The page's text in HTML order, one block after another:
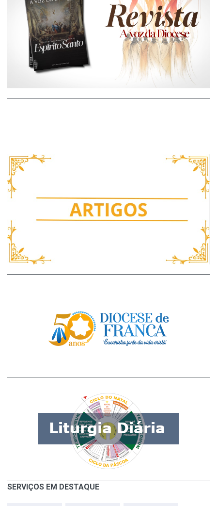
SERVIÇOS EM DESTAQUE